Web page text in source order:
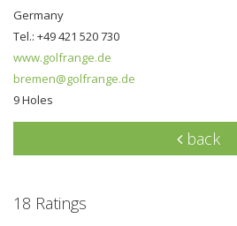
Germany
Tel.: +49 421 520 730
www.golfrange.de
bremen@golfrange.de
9 Holes
back
18 Ratings